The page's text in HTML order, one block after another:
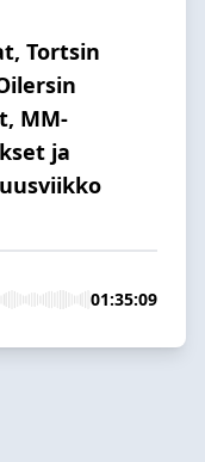
Tortsin
MM-
ja
01:35:09